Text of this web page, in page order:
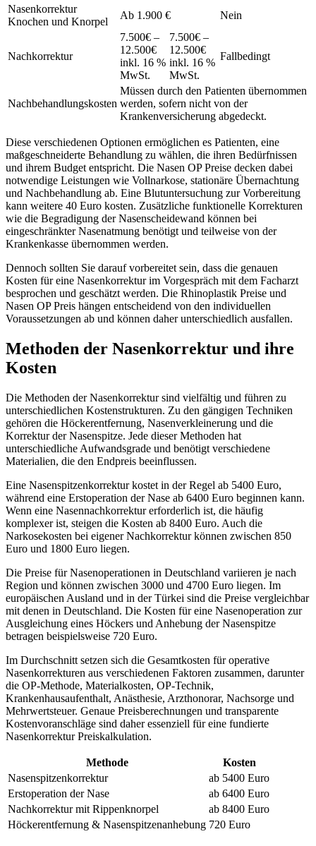
Nasenkorrektur
Knochen und Knorpel
Ab 1.900 € Nein
Nachkorrektur
7.500€ –
12.500€
inkl. 16 %
MwSt.
7.500€ –
12.500€
inkl. 16 %
MwSt.
Fallbedingt
Nachbehandlungskosten
Müssen durch den Patienten übernommen
werden, sofern nicht von der
Krankenversicherung abgedeckt.
Diese verschiedenen Optionen ermöglichen es Patienten, eine
maßgeschneiderte Behandlung zu wählen, die ihren Bedürfnissen
und ihrem Budget entspricht. Die Nasen OP Preise decken dabei
notwendige Leistungen wie Vollnarkose, stationäre Übernachtung
und Nachbehandlung ab. Eine Blutuntersuchung zur Vorbereitung
kann weitere 40 Euro kosten. Zusätzliche funktionelle Korrekturen
wie die Begradigung der Nasenscheidewand können bei
eingeschränkter Nasenatmung benötigt und teilweise von der
Krankenkasse übernommen werden.
Dennoch sollten Sie darauf vorbereitet sein, dass die genauen
Kosten für eine Nasenkorrektur im Vorgespräch mit dem Facharzt
besprochen und geschätzt werden. Die Rhinoplastik Preise und
Nasen OP Preis hängen entscheidend von den individuellen
Voraussetzungen ab und können daher unterschiedlich ausfallen.
Methoden der Nasenkorrektur und ihre
Kosten
Die Methoden der Nasenkorrektur sind vielfältig und führen zu
unterschiedlichen Kostenstrukturen. Zu den gängigen Techniken
gehören die Höckerentfernung, Nasenverkleinerung und die
Korrektur der Nasenspitze. Jede dieser Methoden hat
unterschiedliche Aufwandsgrade und benötigt verschiedene
Materialien, die den Endpreis beeinflussen.
Eine Nasenspitzenkorrektur kostet in der Regel ab 5400 Euro,
während eine Erstoperation der Nase ab 6400 Euro beginnen kann.
Wenn eine Nasennachkorrektur erforderlich ist, die häufig
komplexer ist, steigen die Kosten ab 8400 Euro. Auch die
Narkosekosten bei eigener Nachkorrektur können zwischen 850
Euro und 1800 Euro liegen.
Die Preise für Nasenoperationen in Deutschland variieren je nach
Region und können zwischen 3000 und 4700 Euro liegen. Im
europäischen Ausland und in der Türkei sind die Preise vergleichbar
mit denen in Deutschland. Die Kosten für eine Nasenoperation zur
Ausgleichung eines Höckers und Anhebung der Nasenspitze
betragen beispielsweise 720 Euro.
Im Durchschnitt setzen sich die Gesamtkosten für operative
Nasenkorrekturen aus verschiedenen Faktoren zusammen, darunter
die OP-Methode, Materialkosten, OP-Technik,
Krankenhausaufenthalt, Anästhesie, Arzthonorar, Nachsorge und
Mehrwertsteuer. Genaue Preisberechnungen und transparente
Kostenvoranschläge sind daher essenziell für eine fundierte
Nasenkorrektur Preiskalkulation.
Methode
Kosten
Nasenspitzenkorrektur
ab 5400 Euro
Erstoperation der Nase
ab 6400 Euro
Nachkorrektur mit Rippenknorpel
ab 8400 Euro
Höckerentfernung & Nasenspitzenanhebung 720 Euro